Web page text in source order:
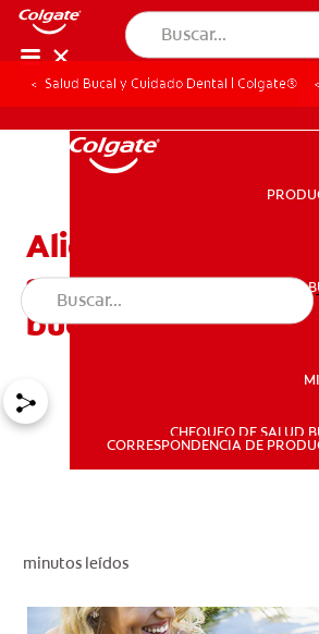
SALUD
CHEQUEO DE SALUD
CORRESPONDENCIA DE
Salud Bucal y Cuidado Dental | Colgate®
Aliento por
su dieta afecta su
bucal
minutos leídos